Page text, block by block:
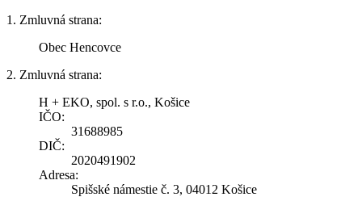
1. Zmluvná strana:
Obec Hencovce
2. Zmluvná strana:
H + EKO, spol. s r.o., Košice
IČO:
31688985
DIČ:
2020491902
Adresa:
Spišské námestie č. 3, 04012 Košice